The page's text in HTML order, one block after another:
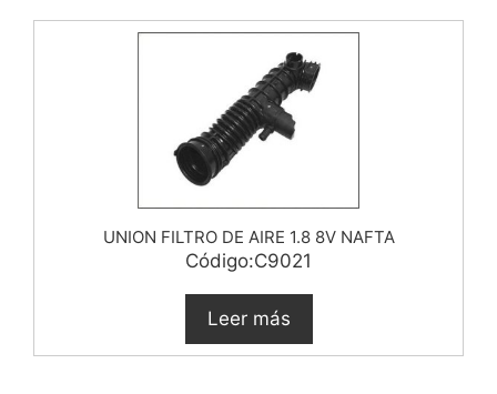
UNION FILTRO DE AIRE 1.8 8V NAFTA
Código:C9021
Leer más